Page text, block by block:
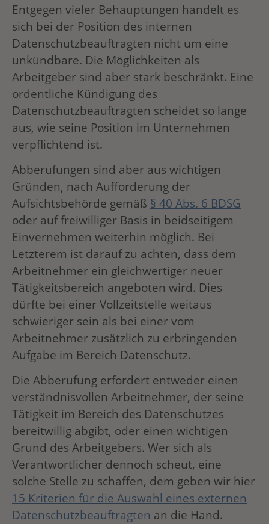
Entgegen vieler Behauptungen handelt es
sich bei der Position des internen
Datenschutzbeauftragten nicht um eine
unkündbare. Die Möglichkeiten als
Arbeitgeber sind aber stark beschränkt. Eine
ordentliche Kündigung des
Datenschutzbeauftragten scheidet so lange
aus, wie seine Position im Unternehmen
verpflichtend ist.
Abberufungen sind aber aus wichtigen
Gründen, nach Aufforderung der
Aufsichtsbehörde gemäß § 40 Abs. 6 BDSG
oder auf freiwilliger Basis in beidseitigem
Einvernehmen weiterhin möglich. Bei
Letzterem ist darauf zu achten, dass dem
Arbeitnehmer ein gleichwertiger neuer
Tätigkeitsbereich angeboten wird. Dies
dürfte bei einer Vollzeitstelle weitaus
schwieriger sein als bei einer vom
Arbeitnehmer zusätzlich zu erbringenden
Aufgabe im Bereich Datenschutz.
Die Abberufung erfordert entweder einen
verständnisvollen Arbeitnehmer, der seine
Tätigkeit im Bereich des Datenschutzes
bereitwillig abgibt, oder einen wichtigen
Grund des Arbeitgebers. Wer sich als
Verantwortlicher dennoch scheut, eine
solche Stelle zu schaffen, dem geben wir hier
15 Kriterien für die Auswahl eines externen
Datenschutzbeauftragten an die Hand.